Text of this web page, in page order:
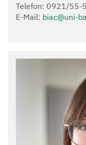
Telefon: 0921/55-
E-Mail: biac@uni-